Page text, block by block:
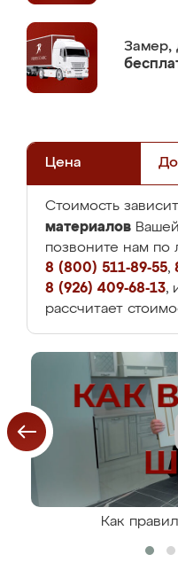
Замер,
Цена
Стоимость
материалов
позвоните нам
8 (800) 511-89-55,
8 (926) 409-68-13,
рассчитает
Как